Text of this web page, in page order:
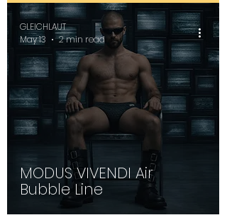
MODUS VIVENDI Air
Bubble Line
GLEICHLAUT
May 13
2 min read